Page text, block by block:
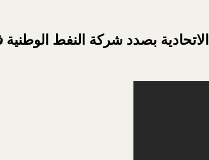
بصدد شركة النفط الوطنية في